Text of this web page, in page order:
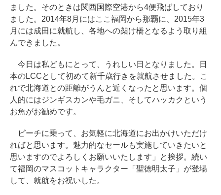
ました。そのときは関西国際空港から4便飛ばしており
ました。2014年8月にはここ福岡から那覇に、2015年3
月には成田に就航し、各地への架け橋となるよう取り組
んできました。
今日は私どもにとって、うれしい日となりました。日
本のLCCとして初めて新千歳行きを就航させました。こ
れで北海道との距離がうんと近くなったと思います。個
人的にはジンギスカンや毛ガニ、そしてハッカクという
お魚がお勧めです。
ピーチに乗って、お気軽に北海道にお出かけいただけ
ればと思います。魅力的なセールも実施していきたいと
思いますのでよろしくお願いいたします」と挨拶。続い
て福岡のマスコットキャラクター「聖徳明太子」が登場
して、就航をお祝いした。